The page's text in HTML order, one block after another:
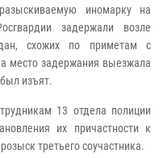
иномарку на
задержали возле
схожих по приметам с
место задержания выезжала
изъят.
13 отдела полиции
их причастности к
третьего соучастника.